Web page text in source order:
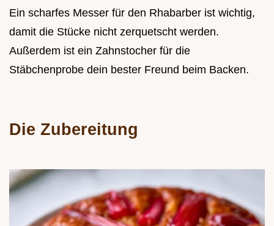
Ein scharfes Messer für den Rhabarber ist wichtig,
damit die Stücke nicht zerquetscht werden.
Außerdem ist ein Zahnstocher für die
Stäbchenprobe dein bester Freund beim Backen.
Die Zubereitung